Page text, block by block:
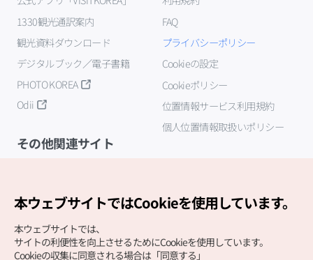
1330観光通訳案内
観光資料ダウンロード
デジタルブック／電子書籍
PHOTO KOREA
Odii
FAQ
プライバシーポリシー
Cookieの設定
Cookieポリシー
位置情報サービス利用規約
個人位置情報取扱いポリシー
その他関連サイト
本ウェブサイトではCookieを使用しています。
本ウェブサイトでは、
サイトの利便性を向上させるためにCookieを使用しています。
Cookieの収集に同意される場合は「同意する」